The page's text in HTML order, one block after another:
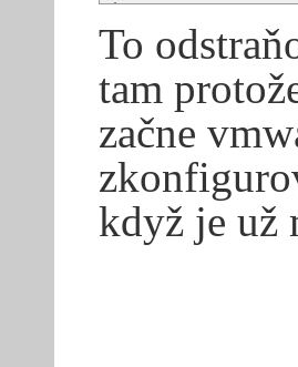
done
To
tam
začne
když je už